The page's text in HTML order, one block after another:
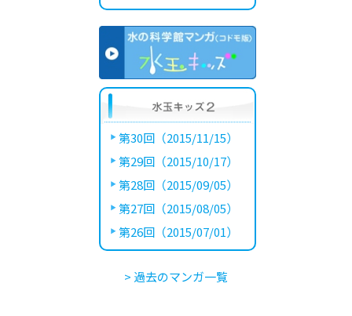
第30回（2015/11/15）
第29回（2015/10/17）
第28回（2015/09/05）
第27回（2015/08/05）
第26回（2015/07/01）
> 過去のマンガ一覧